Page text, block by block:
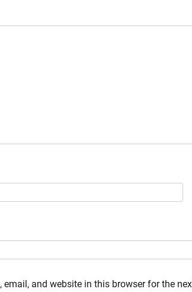
email, and website in this browser for the